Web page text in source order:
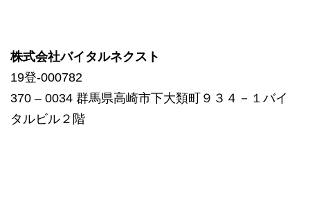
株式会社バイタルネクスト
19登-000782
370 – 0034 群馬県高崎市下大類町９３４－１バイ
タルビル２階